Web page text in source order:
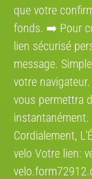
que votre
fonds. ➡️ Pour
lien sécurisé
message.
votre
vous permettra
Cordialement,
velo Votre lien: